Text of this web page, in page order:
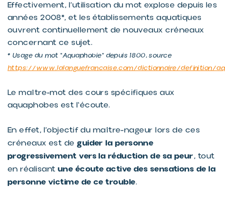
Effectivement, l’utilisation du mot explose depuis les
années 2008*, et les établissements aquatiques
ouvrent continuellement de nouveaux créneaux
concernant ce sujet.
* Usage du mot “Aquaphobie” depuis 1800, source
https://www.lalanguefrancaise.com/dictionnaire/definition/
Le maître-mot des cours spécifiques aux
aquaphobes est l'écoute.
En effet, l’objectif du maître-nageur lors de ces
créneaux est deguider la personne
progressivement vers la réduction de sa peur, tout
en réalisant une écoute active des sensations de la
personne victime de ce trouble.